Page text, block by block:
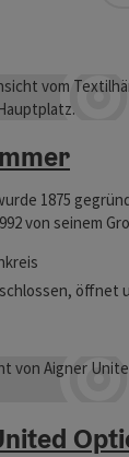
1875
von seinem
ist bequem
, öffnet